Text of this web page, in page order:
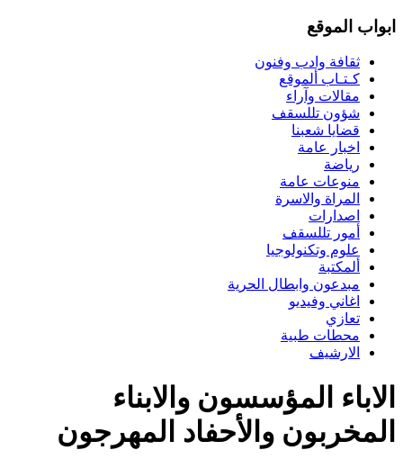
ابواب الموقع
ثقافة وادب وفنون
كـتـاب ألموقع
مقالات وآراء
شؤون تللسقف
قضايا شعبنا
اخبار عامة
رياضة
منوعات عامة
المراة والاسرة
اصدارات
أمور تللسقف
علوم وتكنولوجيا
ألمكتبة
مبدعون وابطال الحرية
اغاني وفيديو
تعازي
محطات طبية
الارشيف
الاباء المؤسسون والابناء
المخربون والأحفاد المهرجون